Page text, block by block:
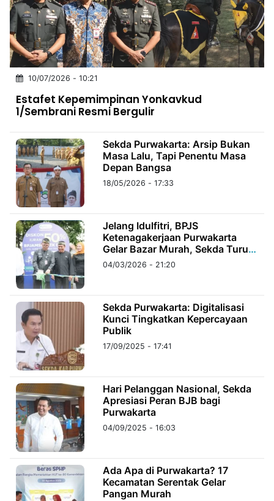
INDONESIA
Partner
NTB
Time
IDN
Jogja
Rakyat
News
Notice
Baru
Follow
Kabarbaru
Kabarbaru.co
2026
PT.
Kabarbaru
Media
Holding
10/07/2026 - 10:21
Estafet Kepemimpinan Yonkavkud
1/Sembrani Resmi Bergulir
Sekda Purwakarta: Arsip Bukan
Masa Lalu, Tapi Penentu Masa
Depan Bangsa
18/05/2026 - 17:33
Jelang Idulfitri, BPJS
Ketenagakerjaan Purwakarta
Gelar Bazar Murah, Sekda Turun
Langsung Buka Acara
04/03/2026 - 21:20
Sekda Purwakarta: Digitalisasi
Kunci Tingkatkan Kepercayaan
Publik
17/09/2025 - 17:41
Hari Pelanggan Nasional, Sekda
Apresiasi Peran BJB bagi
Purwakarta
04/09/2025 - 16:03
Ada Apa di Purwakarta? 17
Kecamatan Serentak Gelar
Pangan Murah